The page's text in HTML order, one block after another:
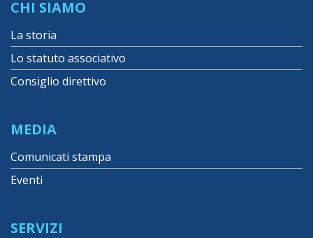
CHI SIAMO
La storia
Lo statuto associativo
Consiglio direttivo
MEDIA
Comunicati stampa
Eventi
SERVIZI